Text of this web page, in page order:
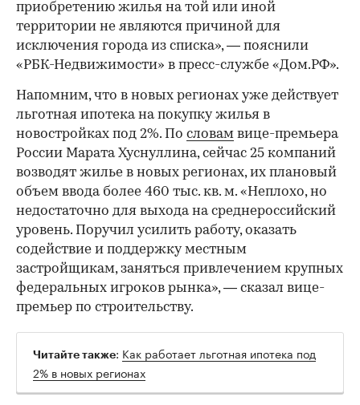
приобретению жилья на той или иной
территории не являются причиной для
исключения города из списка», — пояснили
«РБК-Недвижимости» в пресс-службе «Дом.РФ».
Напомним, что в новых регионах уже действует
льготная ипотека на покупку жилья в
новостройках под 2%. По словам вице-премьера
России Марата Хуснуллина, сейчас 25 компаний
возводят жилье в новых регионах, их плановый
объем ввода более 460 тыс. кв. м. «Неплохо, но
недостаточно для выхода на среднероссийский
уровень. Поручил усилить работу, оказать
содействие и поддержку местным
застройщикам, заняться привлечением крупных
федеральных игроков рынка», — сказал вице-
премьер по строительству.
Читайте также: Как работает льготная ипотека под
2% в новых регионах